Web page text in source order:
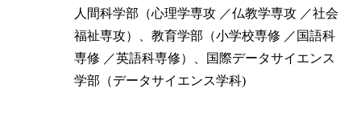
人間科学部（心理学専攻 ／仏教学専攻 ／社会
福祉専攻）、教育学部（小学校専修 ／国語科
専修 ／英語科専修）、国際データサイエンス
学部（データサイエンス学科)